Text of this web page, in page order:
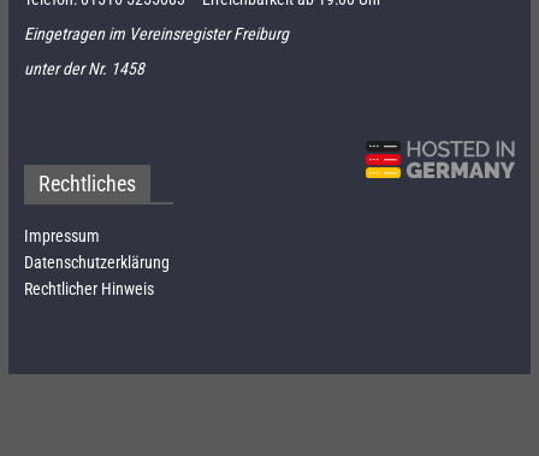
Eingetragen im Vereinsregister Freiburg
unter der Nr. 1458
Rechtliches
Impressum
Datenschutzerklärung
Rechtlicher Hinweis